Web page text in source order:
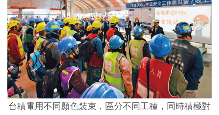
台積電用不同顏色裝束，區分不同工種，同時積極對